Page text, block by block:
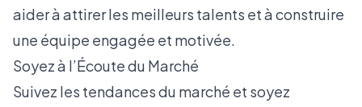
aider à attirer les meilleurs talents et à construire
une équipe engagée et motivée.
Soyez à l’Écoute du Marché
Suivez les tendances du marché et soyez